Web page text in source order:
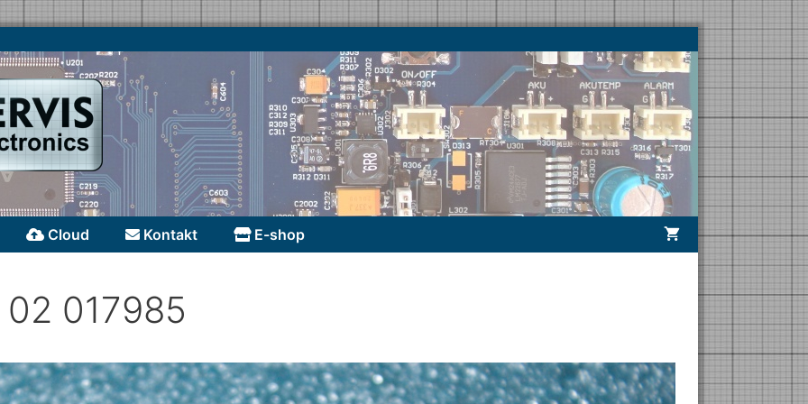
Cloud Kontakt E-shop
017985